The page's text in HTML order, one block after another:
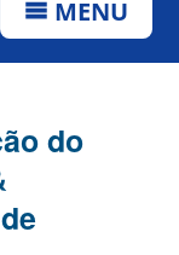
MENU
do